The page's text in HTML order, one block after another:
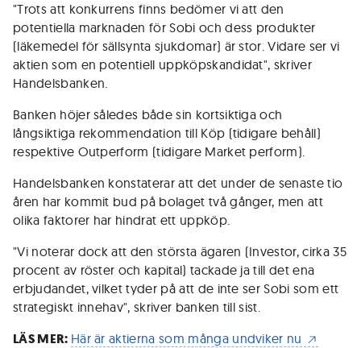
"Trots att konkurrens finns bedömer vi att den
potentiella marknaden för Sobi och dess produkter
(läkemedel för sällsynta sjukdomar) är stor. Vidare ser vi
aktien som en potentiell uppköpskandidat", skriver
Handelsbanken.
Banken höjer således både sin kortsiktiga och
långsiktiga rekommendation till Köp (tidigare behåll)
respektive Outperform (tidigare Market perform).
Handelsbanken konstaterar att det under de senaste tio
åren har kommit bud på bolaget två gånger, men att
olika faktorer har hindrat ett uppköp.
"Vi noterar dock att den största ägaren (Investor, cirka 35
procent av röster och kapital) tackade ja till det ena
erbjudandet, vilket tyder på att de inte ser Sobi som ett
strategiskt innehav", skriver banken till sist.
LÄS MER: Här är aktierna som många undviker nu